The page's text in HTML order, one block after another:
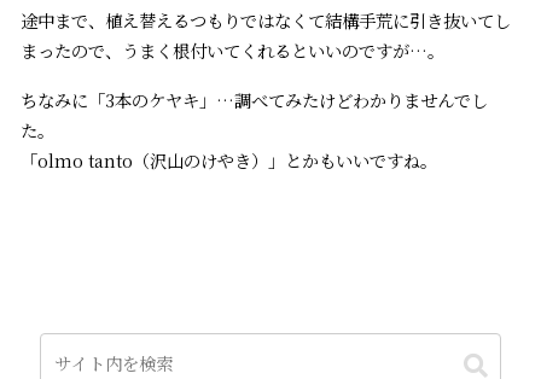
途中まで、植え替えるつもりではなくて結構手荒に引き抜いてし
まったので、うまく根付いてくれるといいのですが…。
ちなみに「3本のケヤキ」…調べてみたけどわかりませんでし
た。
「olmo tanto（沢山のけやき）」とかもいいですね。